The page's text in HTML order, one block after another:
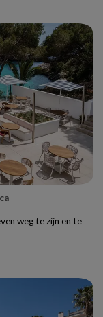
weg te zijn en te